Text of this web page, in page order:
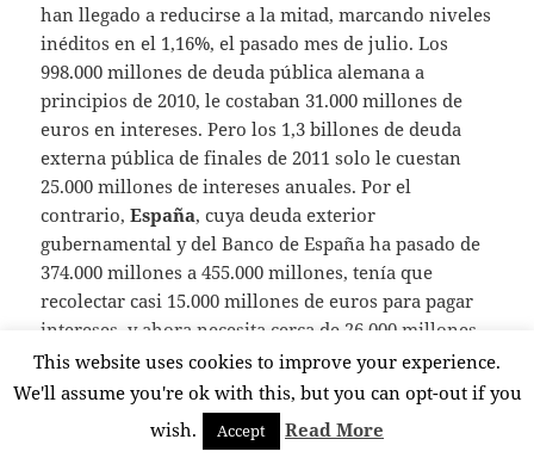
han llegado a reducirse a la mitad, marcando niveles
inéditos en el 1,16%, el pasado mes de julio. Los
998.000 millones de deuda pública alemana a
principios de 2010, le costaban 31.000 millones de
euros en intereses. Pero los 1,3 billones de deuda
externa pública de finales de 2011 solo le cuestan
25.000 millones de intereses anuales. Por el
contrario, España, cuya deuda exterior
gubernamental y del Banco de España ha pasado de
374.000 millones a 455.000 millones, tenía que
recolectar casi 15.000 millones de euros para pagar
intereses, y ahora necesita cerca de 26.000 millones
para hacer frente a esos pagos de la deuda. Los
intereses que tiene que pagar España por su deuda
pública externa son los mismos que paga Alemania
por una deuda tres veces mayor. Si el euro
This website uses cookies to improve your experience.
We'll assume you're ok with this, but you can opt-out if you
wish.
Accept Read More